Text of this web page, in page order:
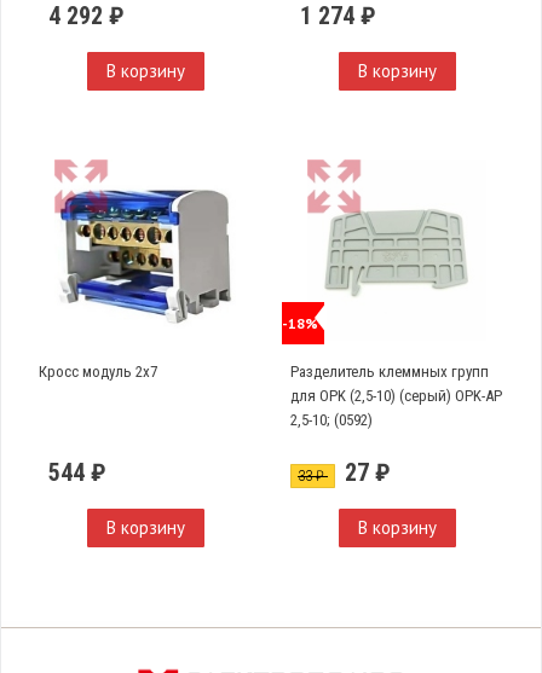
4 292 ₽
В корзину
1 274 ₽
В корзину
Кросс модуль 2х7
544 ₽
В корзину
-18%
Разделитель клеммных групп
для OPK (2,5-10) (серый) OPK-AP
2,5-10; (0592)
33 ₽ 27 ₽
В корзину